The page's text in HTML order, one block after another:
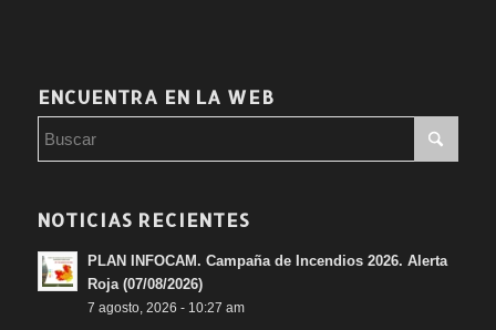
ENCUENTRA EN LA WEB
NOTICIAS RECIENTES
PLAN INFOCAM. Campaña de Incendios 2026. Alerta
Roja (07/08/2026)
7 agosto, 2026 - 10:27 am